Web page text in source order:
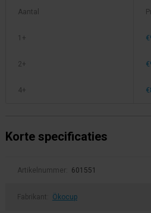
Aantal
1+
2+
4+
Korte specificaties
Artikelnummer: 601551
Fabrikant: Ökocup